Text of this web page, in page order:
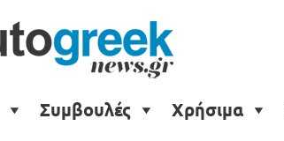
Συμβουλές Χρήσιμα